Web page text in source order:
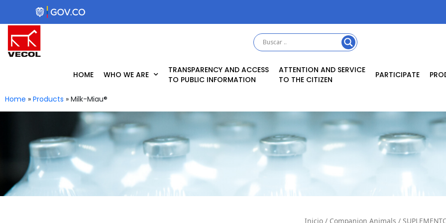
content
HOME WHO WE ARE
TRANSPARENCY AND ACCESS
TO PUBLIC INFORMATION
ATTENTION AND SERVICE
TO THE CITIZEN
PARTICIPATE
Home » Products » Milk-Miau®
Inicio/ Companion Animals /